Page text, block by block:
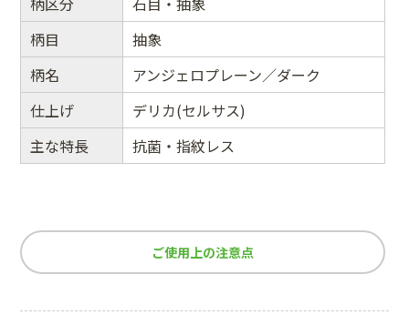
柄目
抽象
柄名
アンジェロプレーン／ダーク
仕上げ
デリカ(セルサス)
主な特長
抗菌・指紋レス
ご使用上の注意点